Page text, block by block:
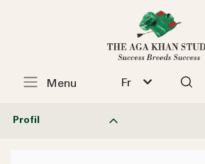
Fr
Menu
Profil